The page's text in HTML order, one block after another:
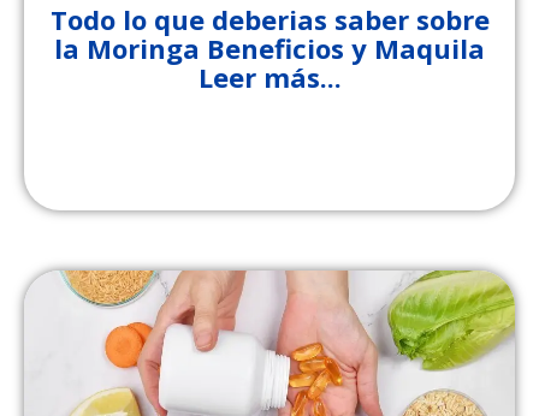
Todo lo que deberias saber sobre
la Moringa Beneficios y Maquila
Leer más...